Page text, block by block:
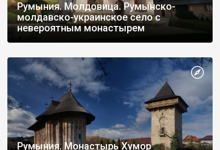
Румыния. Молдовица. Румынско-
молдавско-украинское село с
невероятным монастырем
Румыния. Монастырь Хумор